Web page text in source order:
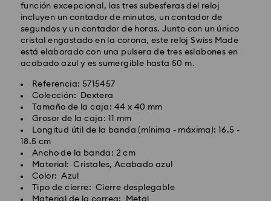
función excepcional, las tres subesferas del reloj
incluyen un contador de minutos, un contador de
segundos y un contador de horas. Junto con un único
cristal engastado en la corona, este reloj Swiss Made
está elaborado con una pulsera de tres eslabones en
acabado azul y es sumergible hasta 50 m.
Referencia: 5715457
Colección: Dextera
Tamaño de la caja: 44 x 40 mm
Grosor de la caja: 11 mm
Longitud útil de la banda (mínima - máxima): 16.5 -
18.5 cm
Ancho de la banda: 2 cm
Material: Cristales, Acabado azul
Color: Azul
Tipo de cierre: Cierre desplegable
Material de la correa: Metal
Coste envío estándar: EUR 6.95
Envío estándar gratuito por compras superiores a:
EUR 99
Envío Exprés - FedEx
Los pedidos realizados de lunes a viernes antes de las
14:30h CET serán procesados y enviados el mismo día
laboral.
Tiempo de envío exprés: 1-2 días laborables después
del procesamiento y envío.
Costo envío exprés : EUR 19
Swarovski no puede realizar envíos a apartados
postales ni a direcciones APO/FPO (direcciones del